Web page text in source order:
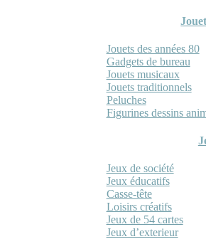
Jouets des années 80
Gadgets de bureau
Jouets musicaux
Jouets traditionnels
Peluches
Figurines dessins
Jeux de société
Jeux éducatifs
Casse-tête
Loisirs créatifs
Jeux de 54 cartes
Jeux d’exterieur